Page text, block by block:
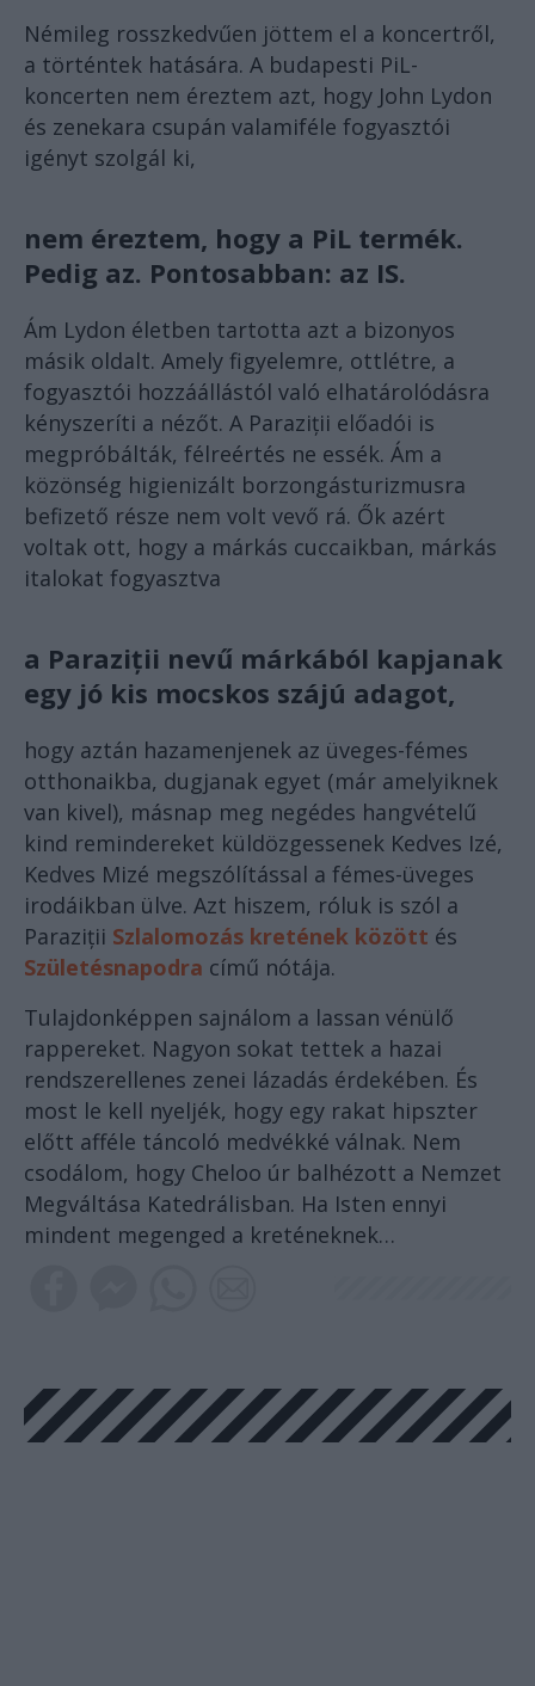
Némileg rosszkedvűen jöttem el a koncertről,
a történtek hatására. A budapesti PiL-
koncerten nem éreztem azt, hogy John Lydon
és zenekara csupán valamiféle fogyasztói
igényt szolgál ki,
nem éreztem, hogy a PiL termék.
Pedig az. Pontosabban: az IS.
Ám Lydon életben tartotta azt a bizonyos
másik oldalt. Amely figyelemre, ottlétre, a
fogyasztói hozzáállástól való elhatárolódásra
kényszeríti a nézőt. A Paraziții előadói is
megpróbálták, félreértés ne essék. Ám a
közönség higienizált borzongásturizmusra
befizető része nem volt vevő rá. Ők azért
voltak ott, hogy a márkás cuccaikban, márkás
italokat fogyasztva
a Paraziții nevű márkából kapjanak
egy jó kis mocskos szájú adagot,
hogy aztán hazamenjenek az üveges-fémes
otthonaikba, dugjanak egyet (már amelyiknek
van kivel), másnap meg negédes hangvételű
kind remindereket küldözgessenek Kedves Izé,
Kedves Mizé megszólítással a fémes-üveges
irodáikban ülve. Azt hiszem, róluk is szól a
Paraziții Szlalomozás kretének között és
Születésnapodra című nótája.
Tulajdonképpen sajnálom a lassan vénülő
rappereket. Nagyon sokat tettek a hazai
rendszerellenes zenei lázadás érdekében. És
most le kell nyeljék, hogy egy rakat hipszter
előtt afféle táncoló medvékké válnak. Nem
csodálom, hogy Cheloo úr balhézott a Nemzet
Megváltása Katedrálisban. Ha Isten ennyi
mindent megenged a kreténeknek…